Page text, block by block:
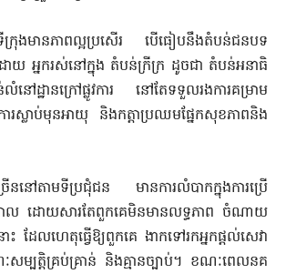
ងមានភាព​ល្អប្រសើរ បើធៀបនឹងតំបន់ជនបទ
អ្នករស់នៅក្នុង តំបន់ក្រីក្រ ដូចជា តំបន់អនាធិ​
ដ្ឋានក្រៅផ្លូវការ នៅ​តែ​ទទួលរងការគម្រាម
រស្លាប់មុនអាយុ និងកត្តាប្រឈម​ផ្នែកសុខភាពនិង
ើននៅតាម​ទីប្រជុំជន​ មានការលំបាកក្នុងការប្រើ
ាល ដោយសារតែពួកគេមិន​មាន​លទ្ធភាព ចំណាយ
ះ ដែលហេតុធ្វើឱ្យពួកគេ ងាកទៅរក​អ្នក​ផ្តល់សេវា
ម្បត្តិគ្រប់គ្រាន់ និងគ្មានច្បាប់។ ខណៈ​ពេល​នគ